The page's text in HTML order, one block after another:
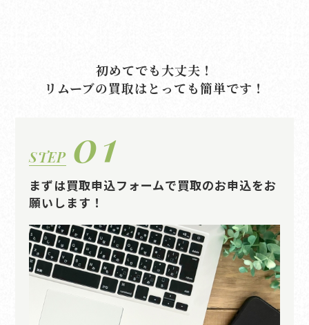
初めてでも大丈夫！
リムーブの買取はとっても簡単です！
STEP 01
まずは買取申込フォームで買取のお申込をお
願いします！